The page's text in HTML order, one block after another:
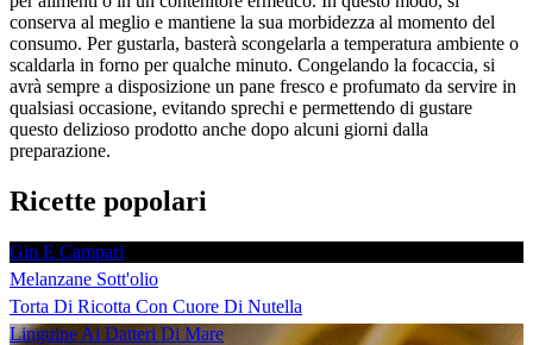
conserva al meglio e mantiene la sua morbidezza al momento del
consumo. Per gustarla, basterà scongelarla a temperatura ambiente o
scaldarla in forno per qualche minuto. Congelando la focaccia, si
avrà sempre a disposizione un pane fresco e profumato da servire in
qualsiasi occasione, evitando sprechi e permettendo di gustare
questo delizioso prodotto anche dopo alcuni giorni dalla
preparazione.
Ricette popolari
Gin E Campari
Melanzane Sott'olio
Torta Di Ricotta Con Cuore Di Nutella
Linguine Ai Datteri Di Mare